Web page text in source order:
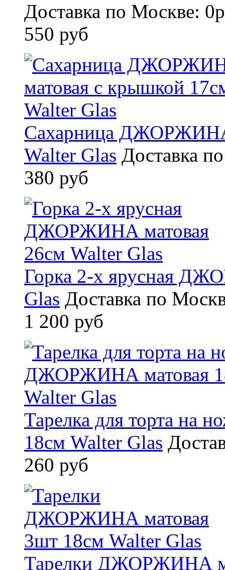
Доставка по Москве:
550 руб
Сахарница ДЖОРЖИНА
Walter Glas Доставка
380 руб
Горка 2-х ярусная
Glas Доставка по
1 200 руб
Тарелка для торта
18см Walter Glas
260 руб
Тарелки ДЖОРЖИНА